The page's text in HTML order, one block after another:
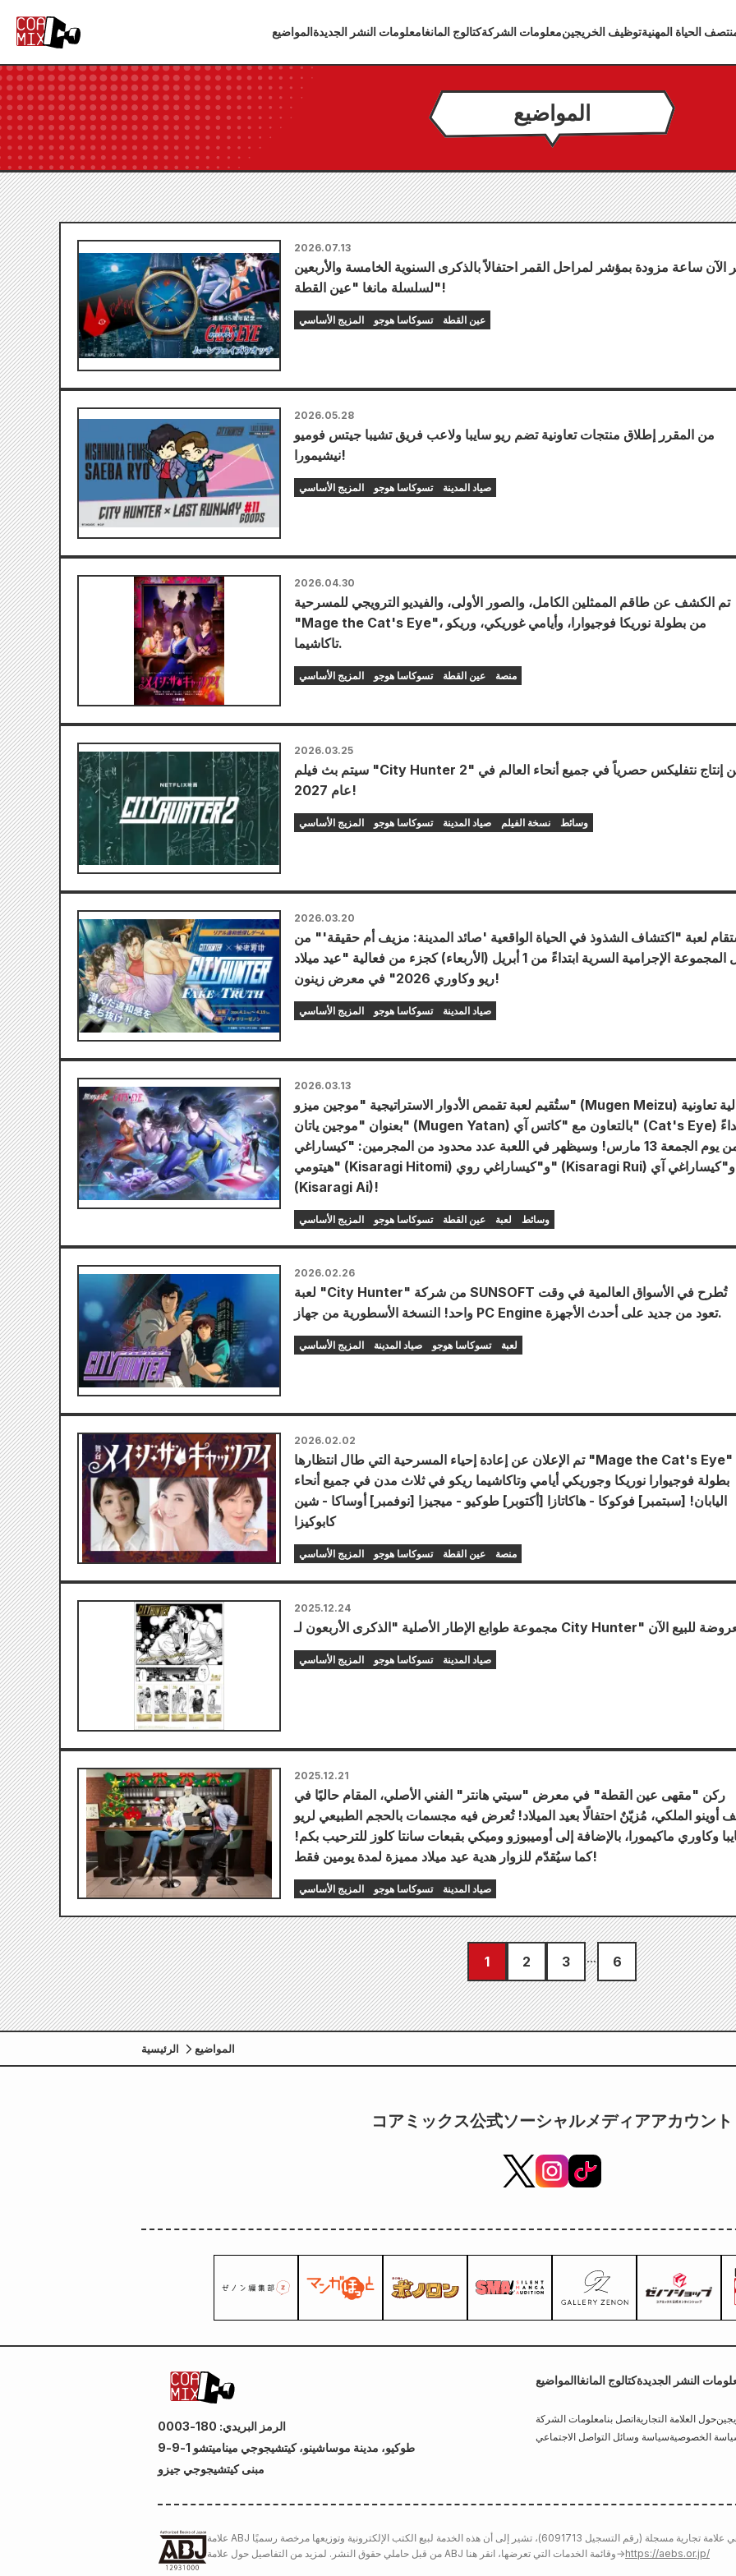
المواضيعمعلومات النشر الجديدةكتالوج المانغامعلومات الشركةتوظيف الخريجينالحياة المهنية
المواضيع
2026.07.13
الآن ساعة مزودة بمؤشر لمراحل القمر احتفالاً بالذكرى السنوية الخامسة والأربعين
لسلسلة مانغا "عين القطة"!
المزيج الأساسي تسوكاسا هوجو عين القطة
2026.05.28
من المقرر إطلاق منتجات تعاونية تضم ريو سايبا ولاعب فريق تشيبا جيتس فوميو
نيشيمورا!
المزيج الأساسي تسوكاسا هوجو صياد المدينة
2026.04.30
تم الكشف عن طاقم الممثلين الكامل، والصور الأولى، والفيديو الترويجي للمسرحية
"Mage the Cat's Eye"، من بطولة نوريكا فوجيوارا، وأيامي غوريكي، وريكو
تاكاشيما.
المزيج الأساسي تسوكاسا هوجو عين القطة منصة
2026.03.25
سيتم بث فيلم "City Hunter 2" من إنتاج نتفليكس حصرياً في جميع أنحاء العالم في
عام 2027!
المزيج الأساسي تسوكاسا هوجو صياد المدينة نسخة الفيلم وسائط
2026.03.20
لعبة "اكتشاف الشذوذ في الحياة الواقعية 'صائد المدينة: مزيف أم حقيقة'" من
قبل المجموعة الإجرامية السرية ابتداءً من 1 أبريل (الأربعاء) كجزء من فعالية "عيد ميلاد
ريو وكاوري 2026" في معرض زينون!
المزيج الأساسي تسوكاسا هوجو صياد المدينة
2026.03.13
ستُقيم لعبة تقمص الأدوار الاستراتيجية "موجين ميزو" (Mugen Meizu) فعالية تعاونية
بعنوان "موجين ياتان" (Mugen Yatan) بالتعاون مع "كاتس آي" (Cat's Eye) ابتداءً
من يوم الجمعة 13 مارس! وسيظهر في اللعبة عدد محدود من المجرمين: "كيساراغي
هيتومي" (Kisaragi Hitomi) و"كيساراغي روي" (Kisaragi Rui) و"كيساراغي آي"
(Kisaragi Ai)!
المزيج الأساسي تسوكاسا هوجو عين القطة لعبة وسائط
2026.02.26
لعبة "City Hunter" من شركة SUNSOFT تُطرح في الأسواق العالمية في وقت
واحد! النسخة الأسطورية من جهاز PC Engine تعود من جديد على أحدث الأجهزة.
المزيج الأساسي صياد المدينة تسوكاسا هوجو لعبة
2026.02.02
تم الإعلان عن إعادة إحياء المسرحية التي طال انتظارها "Mage the Cat's Eye"
بطولة فوجيوارا نوريكا وجوريكي أيامي وتاكاشيما ريكو في ثلاث مدن في جميع أنحاء
اليابان! [سبتمبر] فوكوكا - هاكاتازا [أكتوبر] طوكيو - ميجيزا [نوفمبر] أوساكا - شين
كابوكيزا
المزيج الأساسي تسوكاسا هوجو عين القطة منصة
2025.12.24
المزيج الأساسي تسوكاسا هوجو صياد المدينة
2025.12.21
ركن "مقهى عين القطة" في معرض "سيتي هانتر" الفني الأصلي، المقام حاليًا في
أوينو الملكي، مُزيّنٌ احتفالًا بعيد الميلاد! تُعرض فيه مجسمات بالحجم الطبيعي لريو
وكاوري ماكيمورا، بالإضافة إلى أوميبوزو وميكي بقبعات سانتا كلوز للترحيب بكم!
كما سيُقدّم للزوار هدية عيد ميلاد مميزة لمدة يومين فقط!
المزيج الأساسي تسوكاسا هوجو صياد المدينة
1 2 3 6
الرئيسية المواضيع
コアミックス公式ソーシャルメディアアカウント
الرمز البريدي: 180-0003
طوكيو، مدينة موساشينو، كيتشيجوجي ميناميتشو 1-9-9
مبنى كيتشيجوجي جيزو
المواضيعكتالوج المانغاالنشر الجديدة
معلومات الشركةاتصل بناحول العلامة التجارية
سياسة وسائل التواصل الاجتماعيالخصوصية
علامة ABJ هي علامة تجارية مسجلة (رقم التسجيل 6091713)، تشير إلى أن هذه الخدمة لبيع الكتب الإلكترونية وتوزيعها مرخصة رسميًا
من قبل حاملي حقوق النشر. لمزيد من التفاصيل حول علامة ABJ وقائمة الخدمات التي تعرضها، انقر هنا→https://aebs.or.jp/